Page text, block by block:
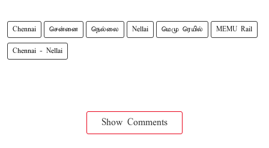
Chennai சென்னை நெல்லை Nellai மெமு ரெயில் MEMU Rail
Chennai - Nellai
Show Comments